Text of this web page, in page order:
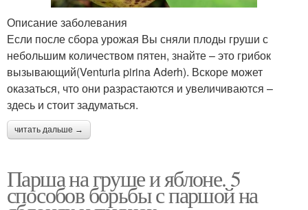
Описание заболевания
Если после сбора урожая Вы сняли плоды груши с
небольшим количеством пятен, знайте – это грибок
вызывающий(Venturia pirina Aderh). Вскоре может
оказаться, что они разрастаются и увеличиваются –
здесь и стоит задуматься.
читать дальше →
Парша на груше и яблоне. 5
способов борьбы с паршой на